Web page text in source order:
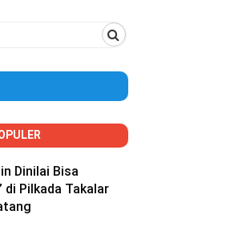
Dinilai Bisa
di Pilkada Takalar